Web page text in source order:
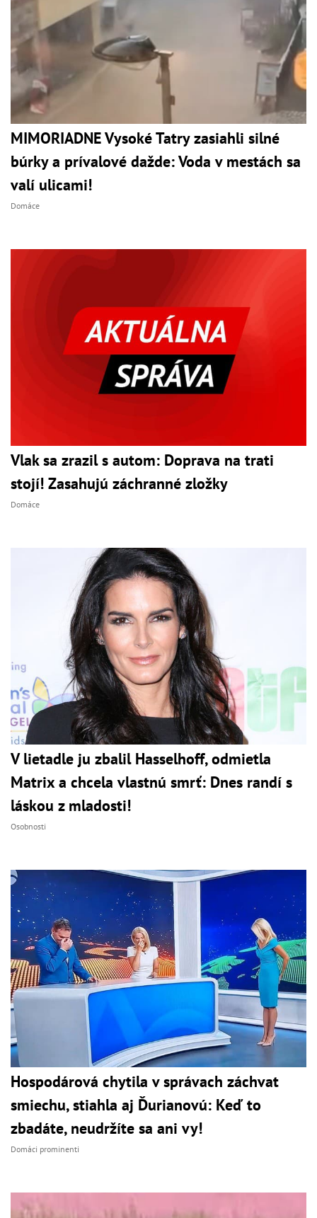
MIMORIADNE Vysoké Tatry zasiahli silné
búrky a prívalové dažde: Voda v mestách sa
valí ulicami!
Domáce
Vlak sa zrazil s autom: Doprava na trati
stojí! Zasahujú záchranné zložky
Domáce
V lietadle ju zbalil Hasselhoff, odmietla
Matrix a chcela vlastnú smrť: Dnes randí s
láskou z mladosti!
Osobnosti
Hospodárová chytila v správach záchvat
smiechu, stiahla aj Ďurianovú: Keď to
zbadáte, neudržíte sa ani vy!
Domáci prominenti